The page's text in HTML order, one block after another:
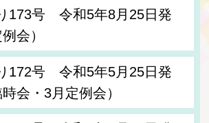
173号 令和5年8月25日発
会）
172号 令和5年5月25日発
会・3月定例会）